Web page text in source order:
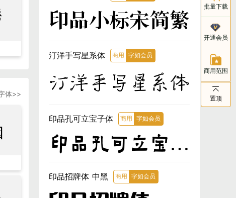
体>>
印品小标宋简繁
汀洋手写星系体 商用 字如会员
汀洋手写星系体
印品孔可立宝子体 商用 字如会员
印品孔可立宝子
印品招牌体 中黑 商用 字如会员
客服电话
021-
批量下载
开通会员
商用范围
置顶